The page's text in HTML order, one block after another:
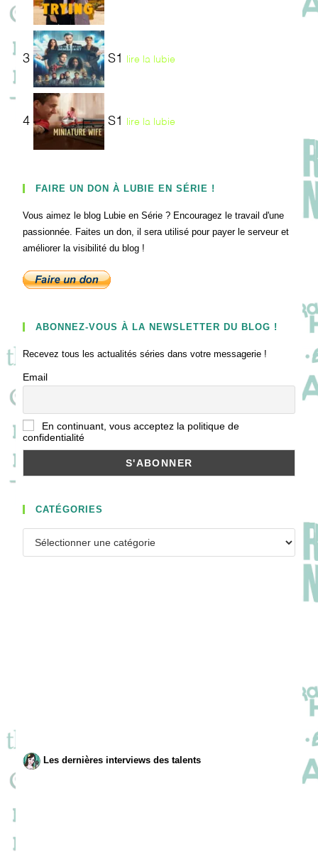
3 S1 lire la lubie
4 S1 lire la lubie
FAIRE UN DON À LUBIE EN SÉRIE !
Vous aimez le blog Lubie en Série ? Encouragez le travail d'une
passionnée. Faites un don, il sera utilisé pour payer le serveur et
améliorer la visibilité du blog !
ABONNEZ-VOUS À LA NEWSLETTER DU BLOG !
Recevez tous les actualités séries dans votre messagerie !
Email
En continuant, vous acceptez la politique de
confidentialité
CATÉGORIES
Les dernières interviews des talents